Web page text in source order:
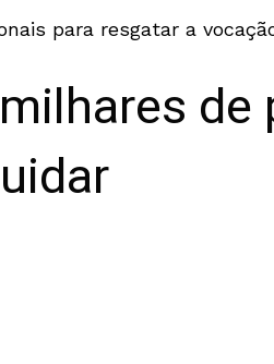
para resgatar a